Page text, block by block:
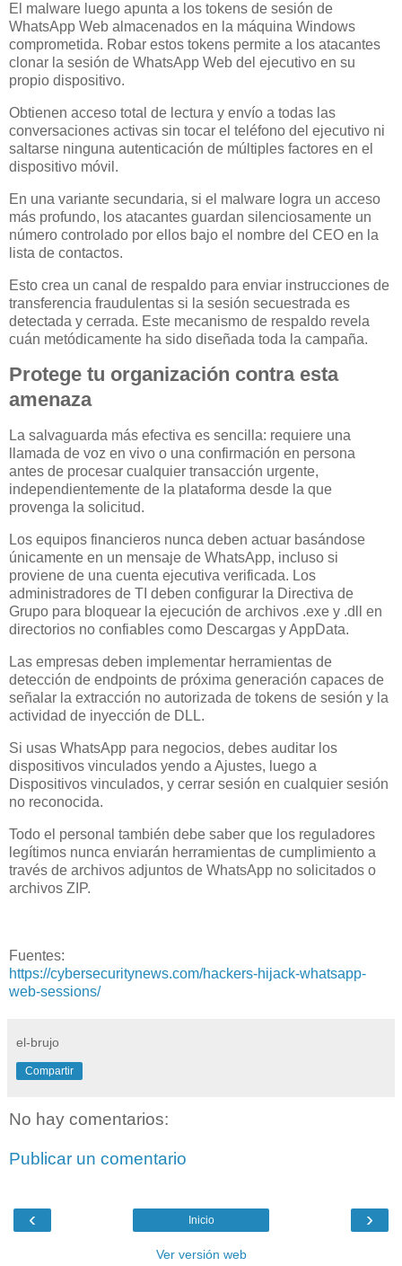
El malware luego apunta a los tokens de sesión de
WhatsApp Web almacenados en la máquina Windows
comprometida. Robar estos tokens permite a los atacantes
clonar la sesión de WhatsApp Web del ejecutivo en su
propio dispositivo.
Obtienen acceso total de lectura y envío a todas las
conversaciones activas sin tocar el teléfono del ejecutivo ni
saltarse ninguna autenticación de múltiples factores en el
dispositivo móvil.
En una variante secundaria, si el malware logra un acceso
más profundo, los atacantes guardan silenciosamente un
número controlado por ellos bajo el nombre del CEO en la
lista de contactos.
Esto crea un canal de respaldo para enviar instrucciones de
transferencia fraudulentas si la sesión secuestrada es
detectada y cerrada. Este mecanismo de respaldo revela
cuán metódicamente ha sido diseñada toda la campaña.
Protege tu organización contra esta
amenaza
La salvaguarda más efectiva es sencilla: requiere una
llamada de voz en vivo o una confirmación en persona
antes de procesar cualquier transacción urgente,
independientemente de la plataforma desde la que
provenga la solicitud.
Los equipos financieros nunca deben actuar basándose
únicamente en un mensaje de WhatsApp, incluso si
proviene de una cuenta ejecutiva verificada. Los
administradores de TI deben configurar la Directiva de
Grupo para bloquear la ejecución de archivos .exe y .dll en
directorios no confiables como Descargas y AppData.
Las empresas deben implementar herramientas de
detección de endpoints de próxima generación capaces de
señalar la extracción no autorizada de tokens de sesión y la
actividad de inyección de DLL.
Si usas WhatsApp para negocios, debes auditar los
dispositivos vinculados yendo a Ajustes, luego a
Dispositivos vinculados, y cerrar sesión en cualquier sesión
no reconocida.
Todo el personal también debe saber que los reguladores
legítimos nunca enviarán herramientas de cumplimiento a
través de archivos adjuntos de WhatsApp no solicitados o
archivos ZIP.
Fuentes:
https://cybersecuritynews.com/hackers-hijack-whatsapp-
web-sessions/
el-brujo
Compartir
No hay comentarios:
Publicar un comentario
‹ ›
Inicio
Ver versión web